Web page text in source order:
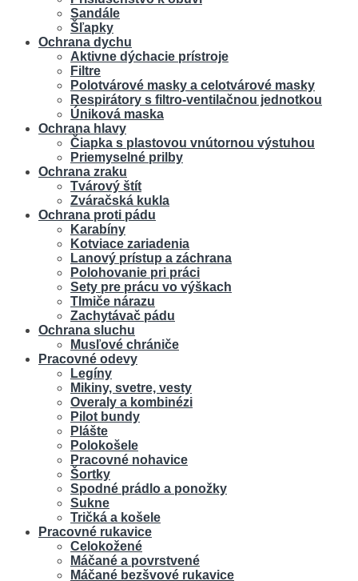
Sandále
Šľapky
Ochrana dychu
Aktivne dýchacie prístroje
Filtre
Polotvárové masky a celotvárové masky
Respirátory s filtro-ventilačnou jednotkou
Úniková maska
Ochrana hlavy
Čiapka s plastovou vnútornou výstuhou
Priemyselné prilby
Ochrana zraku
Tvárový štít
Zváračská kukla
Ochrana proti pádu
Karabíny
Kotviace zariadenia
Lanový prístup a záchrana
Polohovanie pri práci
Sety pre prácu vo výškach
Tlmiče nárazu
Zachytávač pádu
Ochrana sluchu
Musľové chrániče
Pracovné odevy
Legíny
Mikiny, svetre, vesty
Overaly a kombinézi
Pilot bundy
Plášte
Polokošele
Pracovné nohavice
Šortky
Spodné prádlo a ponožky
Sukne
Tričká a košele
Pracovné rukavice
Celokožené
Máčané a povrstvené
Máčané bezšvové rukavice